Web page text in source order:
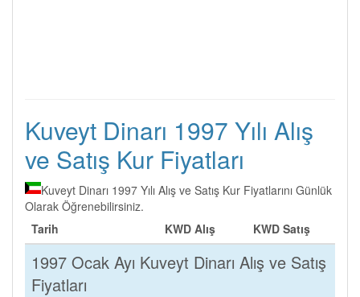
Kuveyt Dinarı 1997 Yılı Alış
ve Satış Kur Fiyatları
Kuveyt Dinarı 1997 Yılı Alış ve Satış Kur Fiyatlarını Günlük
Olarak Öğrenebilirsiniz.
Tarih
KWD Alış KWD Satış
1997 Ocak Ayı Kuveyt Dinarı Alış ve Satış
Fiyatları